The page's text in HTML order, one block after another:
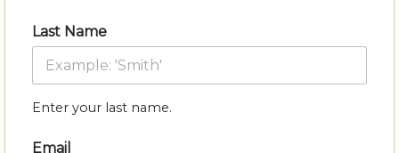
Last Name
Enter your last name.
Email